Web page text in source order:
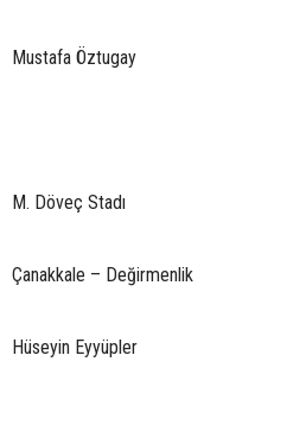
Mustafa Öztugay
M. Döveç Stadı
Çanakkale – Değirmenlik
Hüseyin Eyyüpler